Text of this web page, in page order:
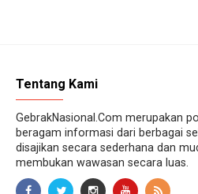
Tentang Kami
GebrakNasional.Com merupakan
beragam informasi dari berbagai
disajikan secara sederhana dan
membukan wawasan secara luas.